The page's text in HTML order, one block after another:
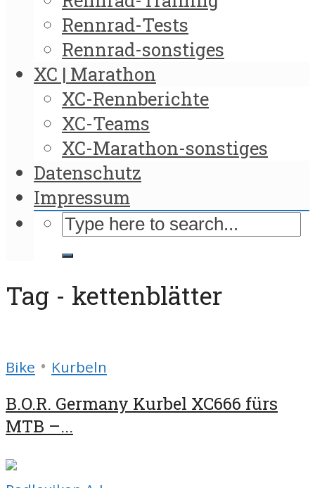
Rennrad-Tests
Rennrad-sonstiges
XC | Marathon
XC-Rennberichte
XC-Teams
XC-Marathon-sonstiges
Datenschutz
Impressum
Tag - kettenblätter
Bike • Kurbeln
B.O.R. Germany Kurbel XC666 fürs
MTB –...